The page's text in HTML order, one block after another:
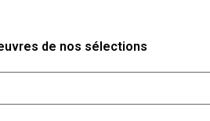
de nos sélections